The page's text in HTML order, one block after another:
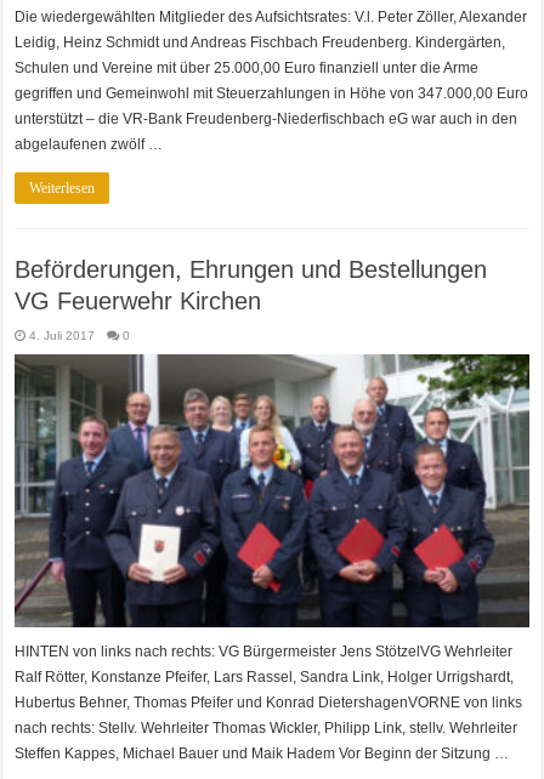
Die wiedergewählten Mitglieder des Aufsichtsrates: V.l. Peter Zöller, Alexander
Leidig, Heinz Schmidt und Andreas Fischbach Freudenberg. Kindergärten,
Schulen und Vereine mit über 25.000,00 Euro finanziell unter die Arme
gegriffen und Gemeinwohl mit Steuerzahlungen in Höhe von 347.000,00 Euro
unterstützt – die VR-Bank Freudenberg-Niederfischbach eG war auch in den
abgelaufenen zwölf …
Weiterlesen
Beförderungen, Ehrungen und Bestellungen
VG Feuerwehr Kirchen
4. Juli 2017 0
HINTEN von links nach rechts: VG Bürgermeister Jens StötzelVG Wehrleiter
Ralf Rötter, Konstanze Pfeifer, Lars Rassel, Sandra Link, Holger Urrigshardt,
Hubertus Behner, Thomas Pfeifer und Konrad DietershagenVORNE von links
nach rechts: Stellv. Wehrleiter Thomas Wickler, Philipp Link, stellv. Wehrleiter
Steffen Kappes, Michael Bauer und Maik Hadem Vor Beginn der Sitzung …